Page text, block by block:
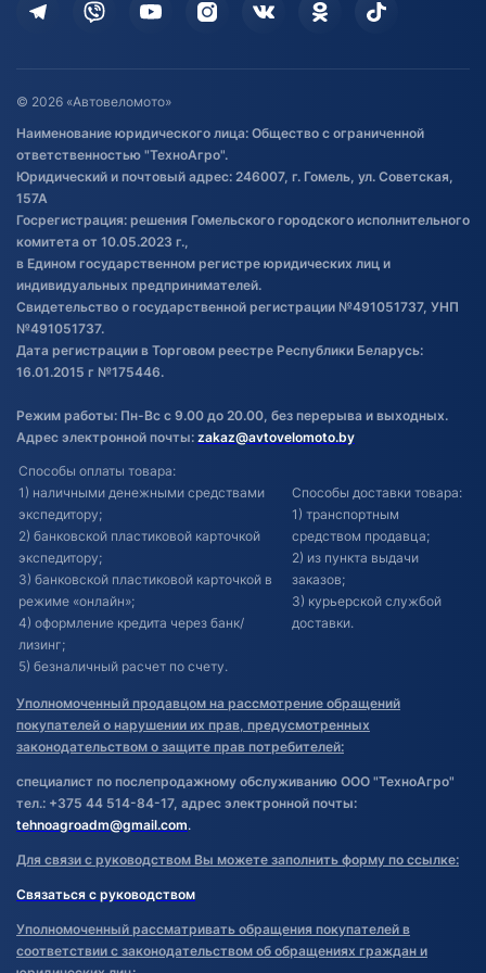
Дополнительные услуги
Оставить отзыв
Договор публичной оферты
Обработка файлов cookie
Постановка транспорта на учет
Обновления в ЭПТС 2024
© 2026 «Автовеломото»
Наименование юридического лица: Общество с ограниченной
ответственностью "ТехноАгро".
Юридический и почтовый адрес: 246007, г. Гомель, ул. Советская,
157А
Госрегистрация: решения Гомельского городского исполнительного
комитета от 10.05.2023 г.,
в Едином государственном регистре юридических лиц и
индивидуальных предпринимателей.
Свидетельство о государственной регистрации №491051737, УНП
№491051737.
Дата регистрации в Торговом реестре Республики Беларусь:
16.01.2015 г №175446.
Режим работы: Пн-Вс с 9.00 до 20.00, без перерыва и выходных.
Адрес электронной почты: zakaz@avtovelomoto.by
Способы оплаты товара:
1) наличными денежными средствами
экспедитору;
2) банковской пластиковой карточкой
экспедитору;
3) банковской пластиковой карточкой в
режиме «онлайн»;
4) оформление кредита через банк/
лизинг;
5) безналичный расчет по счету.
Способы доставки товара:
1) транспортным
средством продавца;
2) из пункта выдачи
заказов;
3) курьерской службой
доставки.
Уполномоченный продавцом на рассмотрение обращений
покупателей о нарушении их прав, предусмотренных
законодательством о защите прав потребителей:
специалист по послепродажному обслуживанию ООО "ТехноАгро"
тел.: +375 44 514-84-17, адрес электронной почты:
tehnoagroadm@gmail.com.
Для связи с руководством Вы можете заполнить форму по ссылке:
Связаться с руководством
Уполномоченный рассматривать обращения покупателей в
соответствии с законодательством об обращениях граждан и